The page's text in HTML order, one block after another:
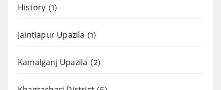
History (1)
Jaintiapur Upazila (1)
Kamalganj Upazila (2)